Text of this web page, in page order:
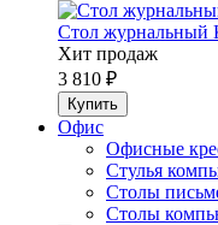
Стол журнальный
Хит продаж
3 810 ₽
Офис
Офисные
Стулья
Столы
Столы